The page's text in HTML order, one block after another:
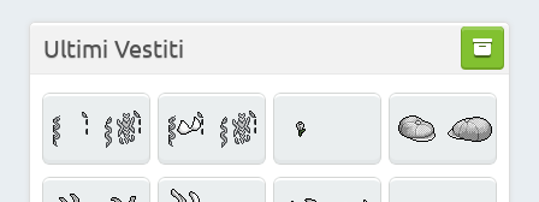
Ultimi Vestiti